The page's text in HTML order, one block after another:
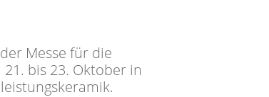
Messe für die
bis 23. Oktober in